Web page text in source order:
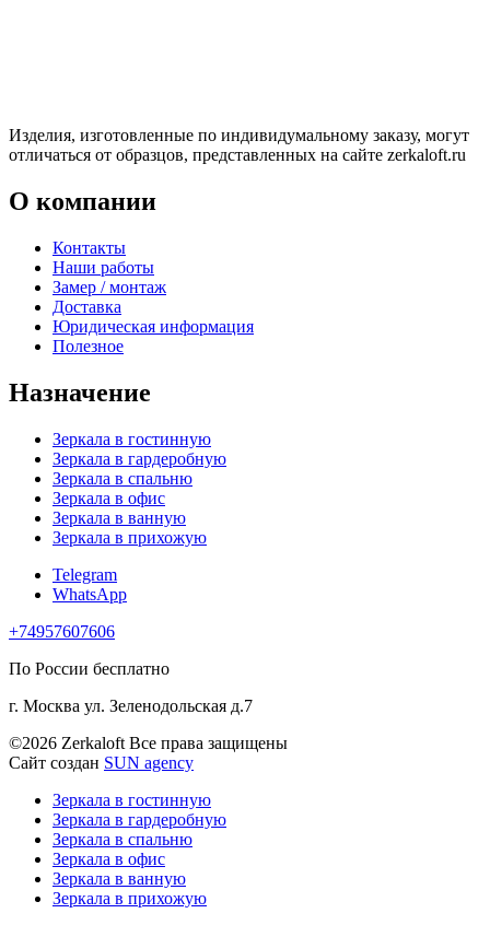
Изделия, изготовленные по индивидумальному заказу, могут
отличаться от образцов, представленных на сайте zerkaloft.ru
О компании
Контакты
Наши работы
Замер / монтаж
Доставка
Юридическая информация
Полезное
Назначение
Зеркала в гостинную
Зеркала в гардеробную
Зеркала в спальню
Зеркала в офис
Зеркала в ванную
Зеркала в прихожую
Telegram
WhatsApp
+74957607606
По России бесплатно
г. Москва ул. Зеленодольская д.7
©2026 Zerkaloft Все права защищены
Сайт создан SUN agency
Зеркала в гостинную
Зеркала в гардеробную
Зеркала в спальню
Зеркала в офис
Зеркала в ванную
Зеркала в прихожую